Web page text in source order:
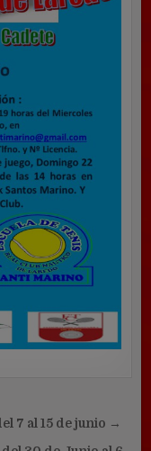
7 al 15 de junio →